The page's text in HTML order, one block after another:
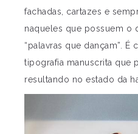
fachadas, cartazes e
naqueles que possuem o
“palavras que dançam”. É
tipografia manuscrita que
resultando no estado da